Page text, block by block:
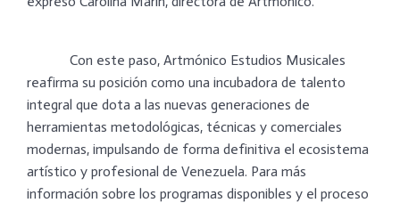
​ Con este paso, Artmónico Estudios Musicales
reafirma su posición como una incubadora de talento
integral que dota a las nuevas generaciones de
herramientas metodológicas, técnicas y comerciales
modernas, impulsando de forma definitiva el ecosistema
artístico y profesional de Venezuela. ​Para más
información sobre los programas disponibles y el proceso